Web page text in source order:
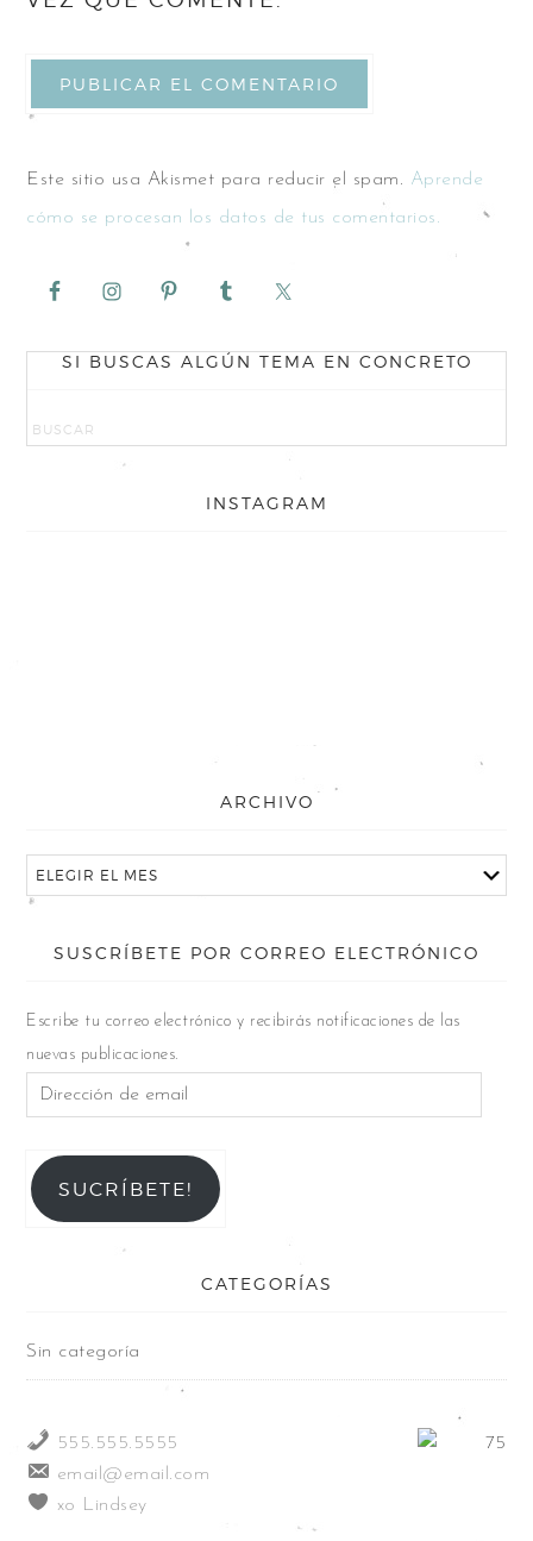
Este sitio usa Akismet para reducir el spam. Aprende
cómo se procesan los datos de tus comentarios.
SI BUSCAS ALGÚN TEMA EN CONCRETO
INSTAGRAM
ARCHIVO
SUSCRÍBETE POR CORREO ELECTRÓNICO
Escribe tu correo electrónico y recibirás notificaciones de las
nuevas publicaciones.
SUCRÍBETE!
CATEGORÍAS
Sin categoría
555.555.5555
email@email.com
xo Lindsey